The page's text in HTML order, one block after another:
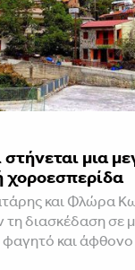
μια
χοροεσπερίδα
και Φλώρα
διασκέδαση σε
φαγητό και